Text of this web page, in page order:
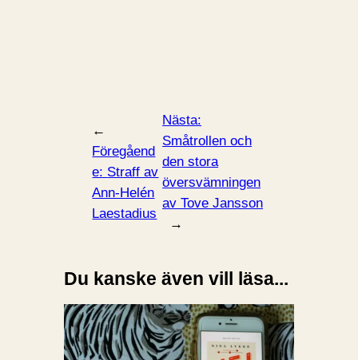
←
Föregåend
e: Straff av
Ann-Helén
Laestadius
Nästa:
Småtrollen och
den stora
översvämningen
av Tove Jansson
→
Du kanske även vill läsa...